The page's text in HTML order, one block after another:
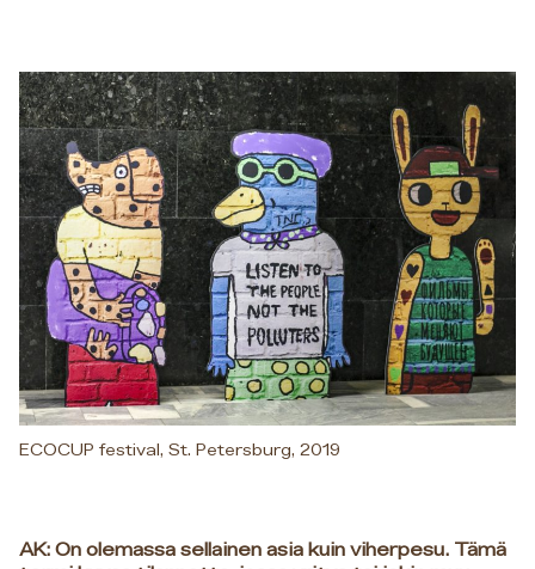
ECOCUP festival, St. Petersburg, 2019
AK: On olemassa sellainen asia kuin viherpesu. Tämä